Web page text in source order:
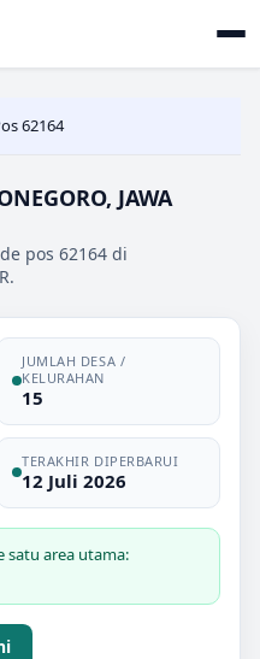
62164
JAWA
pos 62164 di
JUMLAH DESA /
KELURAHAN
15
TERAKHIR DIPERBARUI
12 Juli 2026
satu area utama: